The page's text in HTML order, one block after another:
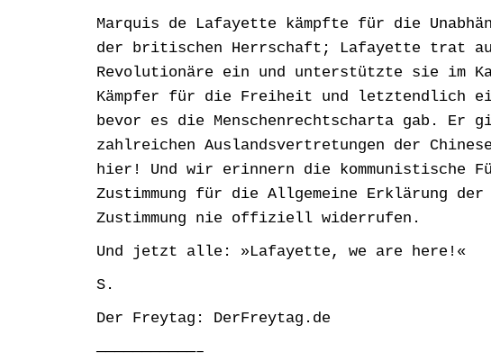
Marquis de Lafayette kämpfte für die
der britischen Herrschaft; Lafayette trat
Revolutionäre ein und unterstützte sie im
Kämpfer für die Freiheit und letztendlich
bevor es die Menschenrechtscharta gab. Er
zahlreichen Auslandsvertretungen der
hier! Und wir erinnern die kommunistische
Zustimmung für die Allgemeine Erklärung der
Zustimmung nie offiziell widerrufen.
Und jetzt alle: »Lafayette, we are here!«
S.
Der Freytag: DerFreytag.de
———————————–